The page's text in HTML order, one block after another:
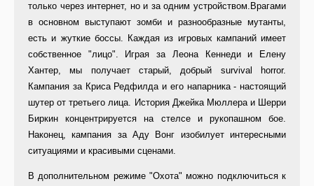
только через интернет, но и за одним устройством.Врагами
в основном выступают зомби и разнообразные мутанты,
есть и жуткие боссы. Каждая из игровых кампаний имеет
собственное "лицо". Играя за Леона Кеннеди и Елену
Хантер, мы получает старый, добрый survival horror.
Кампания за Криса Редфилда и его напарника - настоящий
шутер от третьего лица. История Джейка Мюллера и Шерри
Биркин концентрируется на стелсе и рукопашном бое.
Наконец, кампания за Аду Вонг изобилует интересными
ситуациями и красивыми сценами.
В дополнительном режиме "Охота" можно подключиться к